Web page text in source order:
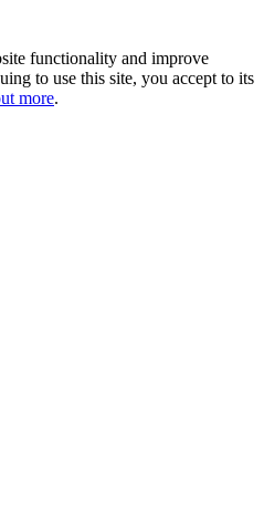
functionality and improve
to use this site, you accept to its
more.